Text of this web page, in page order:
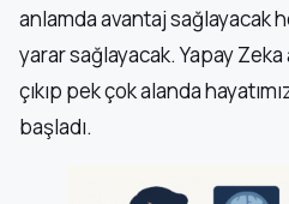
anlamda avantaj sağlayacak
yarar sağlayacak. Yapay
çıkıp pek çok alanda
başladı.